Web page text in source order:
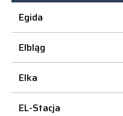
Egida
Elbląg
Elka
EL-Stacja